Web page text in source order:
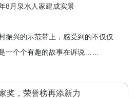
8月泉水人家建成实景
振兴的示范带上，感受到的不仅仅
一个个有趣的故事在诉说……
奖，荣誉榜再添新力